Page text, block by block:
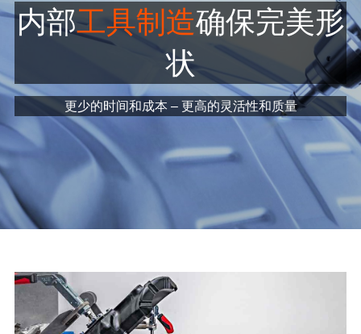
矿业
工程
汽车
客车
新能源
工厂
压缩机
巨型轮胎
啤酒厂
发电
海洋
接触保护
防火
隔音
改造
工程
制造
服务
解决方案
软金属防护罩
柔性节能保温套
国六/七
关于我们
企业简介
企业资质
新闻动态
内部工具制造确保完美形
状
更少的时间和成本 – 更高的灵活性和质量